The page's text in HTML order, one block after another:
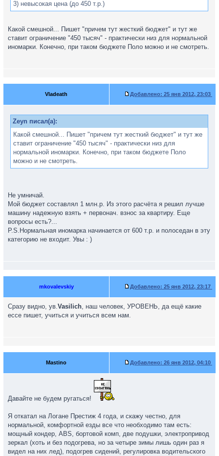
3) невысокая цена (до 450 т.р.)
Какой смешной... Пишет "причем тут жесткий бюджет" и тут же
ставит ограничение "450 тысяч" - практически низ для нормальной
иномарки. Конечно, при таком бюджете Поло можно и не смотреть.
Vladeath Добавлено: 25 янв 2012, 23:03
Zeyn писал(а):
Какой смешной... Пишет "причем тут жесткий бюджет" и тут же
ставит ограничение "450 тысяч" - практически низ для
нормальной иномарки. Конечно, при таком бюджете Поло
можно и не смотреть.
Не умничай.
Мой бюджет составлял 1 млн.р. Из этого расчёта я решил лучше
машину надежную взять + первонач. взнос за квартиру. Еще
вопросы есть?...
P.S.Нормальная иномарка начинается от 600 т.р. и полоседан в эту
категорию не входит. Увы : )
mkovalevskiy Добавлено: 25 янв 2012, 23:17
Сразу видно, ув.Vasilich, наш человек, УРОВЕНЬ, да ещё какие
ессе пишет, учиться и учиться всем нам.
Mastino Добавлено: 26 янв 2012, 04:10
Давайте не будем ругаться!
Я откатал на Логане Престиж 4 года, и скажу честно, для
нормальной, комфортной езды все что необходимо там есть:
мощный кондер, ABS, бортовой комп, две подушки, электропривод
зеркал (хоть и без подогрева, но за четыре зимы лишь один раз я
видел на них лед), подогрев сидений, регулировка водительского